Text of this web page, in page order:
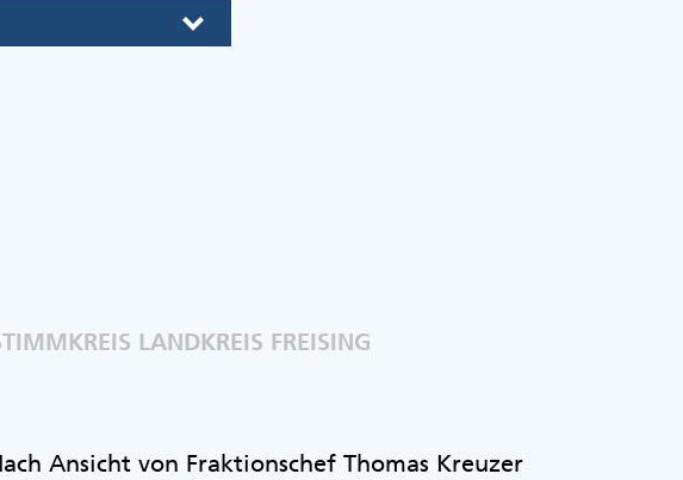
LANDKREIS FREISING
Ansicht von Fraktionschef Thomas Kreuzer